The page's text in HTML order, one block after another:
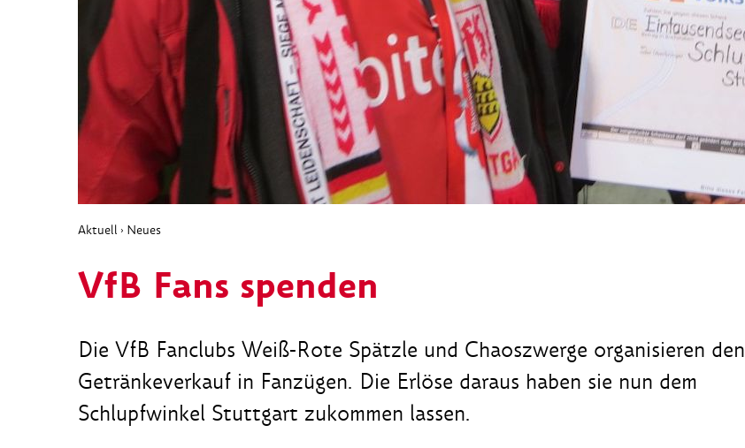
Aktuell › Neues
VfB Fans spenden
Die VfB Fanclubs Weiß-Rote Spätzle und Chaoszwerge organisieren den
Getränkeverkauf in Fanzügen. Die Erlöse daraus haben sie nun dem
Schlupfwinkel Stuttgart zukommen lassen.